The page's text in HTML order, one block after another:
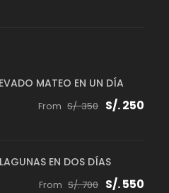
MATEO EN UN DÍA
From S/. 350 S/. 250
EN DOS DÍAS
From S/. 700 S/. 550